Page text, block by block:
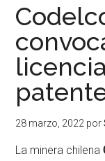
28 marzo, 2022 por
La minera chilena